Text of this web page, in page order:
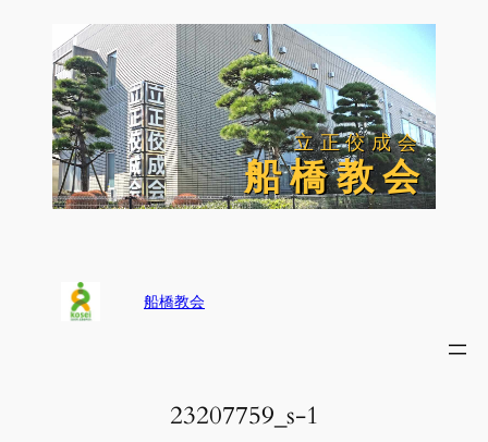
立正佼成会
立正佼成会
船 橋 教 会
船 橋 教 会
船橋教会
23207759_s-1